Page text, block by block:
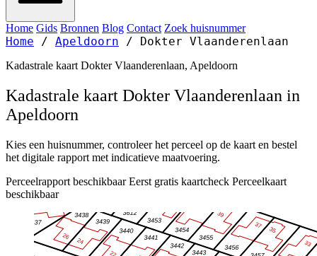
Home Gids Bronnen Blog Contact Zoek huisnummer
Home / Apeldoorn / Dokter Vlaanderenlaan
Kadastrale kaart Dokter Vlaanderenlaan, Apeldoorn
Kadastrale kaart Dokter Vlaanderenlaan in
Apeldoorn
Kies een huisnummer, controleer het perceel op de kaart en bestel
het digitale rapport met indicatieve maatvoering.
Perceelrapport beschikbaar Eerst gratis kaartcheck Perceelkaart
beschikbaar